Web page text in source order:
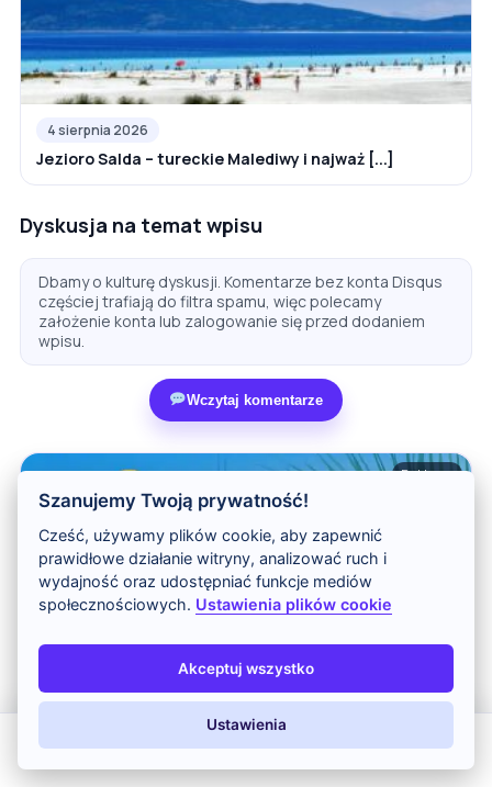
4 sierpnia 2026
Jezioro Salda – tureckie Malediwy i najważ [...]
Dyskusja na temat wpisu
Dbamy o kulturę dyskusji. Komentarze bez konta Disqus
częściej trafiają do filtra spamu, więc polecamy
założenie konta lub zalogowanie się przed dodaniem
wpisu.
Wczytaj komentarze
Reklama
Szanujemy Twoją prywatność!
Cześć, używamy plików cookie, aby zapewnić
prawidłowe działanie witryny, analizować ruch i
wydajność oraz udostępniać funkcje mediów
społecznościowych. Ustawienia plików cookie
Akceptuj wszystko
Ustawienia